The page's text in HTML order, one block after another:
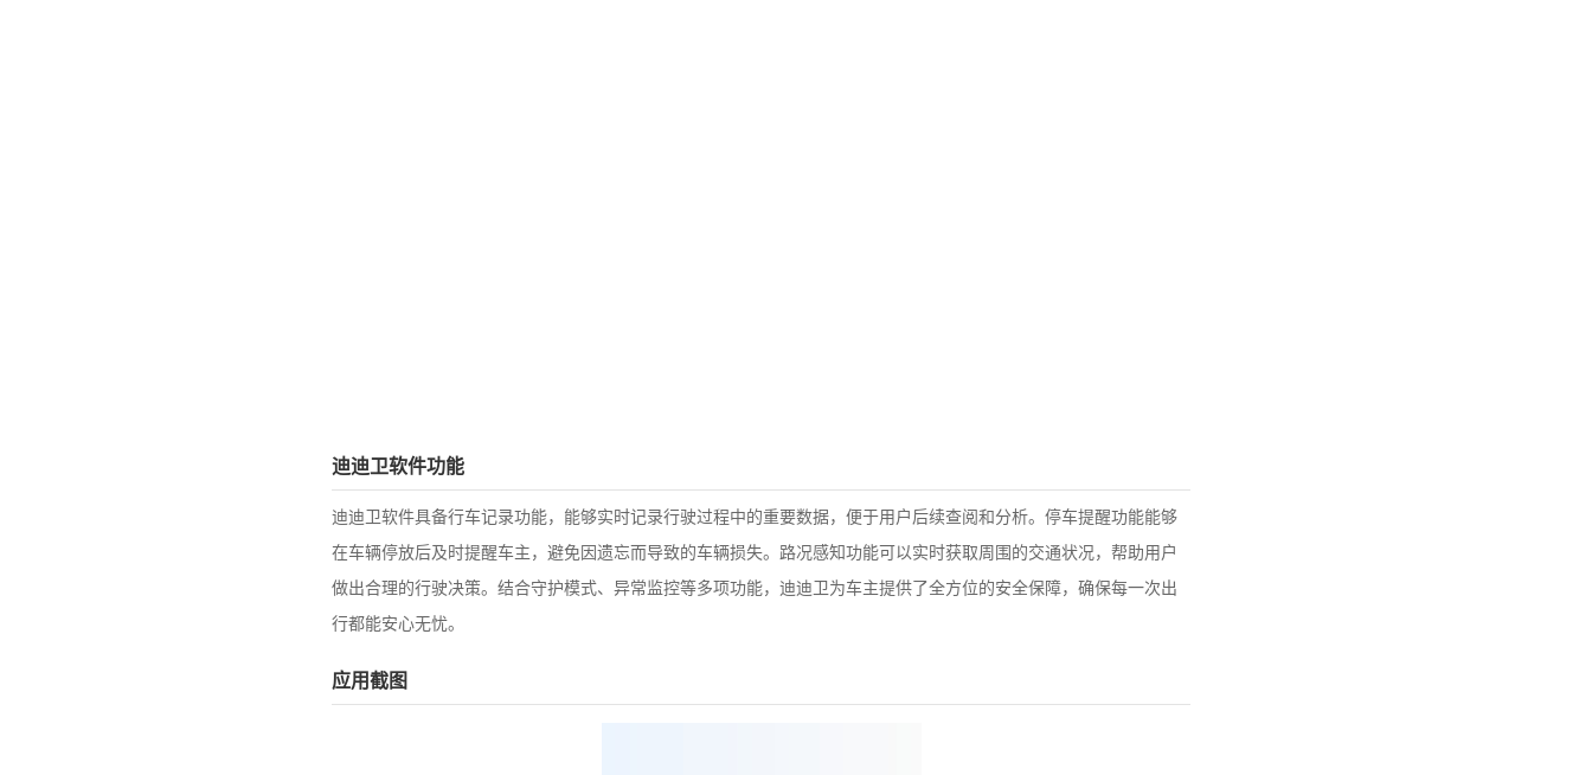
迪迪卫软件功能
迪迪卫软件具备行车记录功能，能够实时记录行驶过程中的重要数据，便于用户后续查阅和分析。停车提醒功能能够
在车辆停放后及时提醒车主，避免因遗忘而导致的车辆损失。路况感知功能可以实时获取周围的交通状况，帮助用户
做出合理的行驶决策。结合守护模式、异常监控等多项功能，迪迪卫为车主提供了全方位的安全保障，确保每一次出
行都能安心无忧。
应用截图